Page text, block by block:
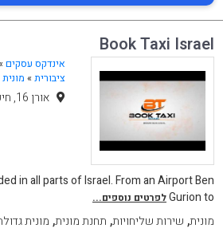
Book Taxi Israel
אינדקס עסקים
ציבורית» מונית
אורן 16, חיפה , חיפה
in all parts of Israel. From an Airport Ben
Gurion toלפרטים נוספים...
מונית, שירות שליחויות, תחנת מונית, מונית